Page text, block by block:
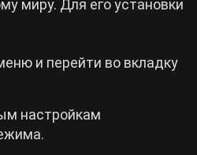
миру. Для его установки
и перейти во вкладку
настройкам